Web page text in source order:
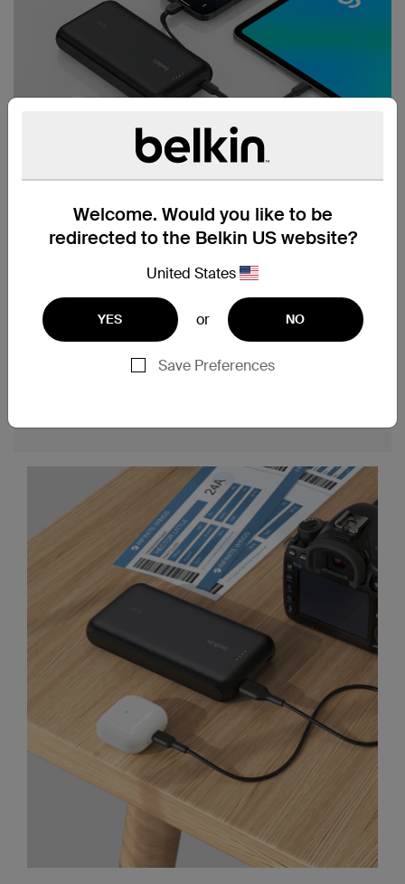
Welcome. Would you like to be
redirected to the Belkin US website?
United States
YES or NO
Save Preferences
一体型USB-Cケーブル、
最大3台のデバイスを充電。
一体型USB-Cケーブル、USB-Aポート、USB-C
ポートを使用すると、合計30Wの出力でデバイ